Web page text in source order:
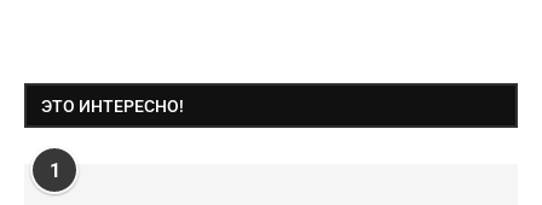
ЭТО ИНТЕРЕСНО!
1